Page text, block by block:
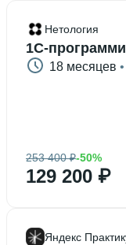
Нетология
1C-
18 месяцев •
253 400 ₽-50%
129 200 ₽
Яндекс